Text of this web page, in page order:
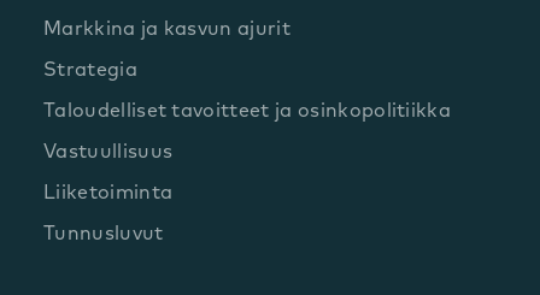
Markkina ja kasvun ajurit
Strategia
Taloudelliset tavoitteet ja osinkopolitiikka
Vastuullisuus
Liiketoiminta
Tunnusluvut